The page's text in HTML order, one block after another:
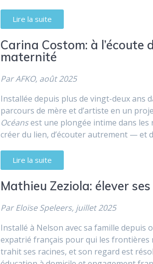
Lire la suite
Carina Costom: à l’écoute
maternité
Par AFKO, août 2025
Installée depuis plus de vingt-deux ans
parcours de mère et d’artiste en un
Océansest une plongée intime dans
créer du lien, d’écouter autrement — et
Lire la suite
Mathieu Zeziola: élever
Par Eloïse Speleers, juillet 2025
Installé à Nelson avec sa famille depuis
expatrié français pour qui les frontières
trahit ses racines, et son regard est